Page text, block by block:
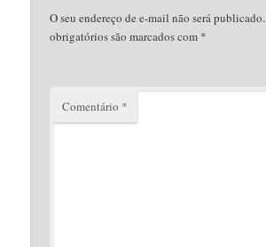
O seu endereço de e-mail não será publicado.
obrigatórios são marcados com *
Comentário *